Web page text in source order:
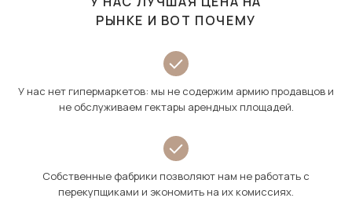
РЫНКЕ И ВОТ ПОЧЕМУ
У нас нет гипермаркетов: мы не содержим армию продавцов и
не обслуживаем гектары арендных площадей.
Собственные фабрики позволяют нам не работать с
перекупщиками и экономить на их комиссиях.